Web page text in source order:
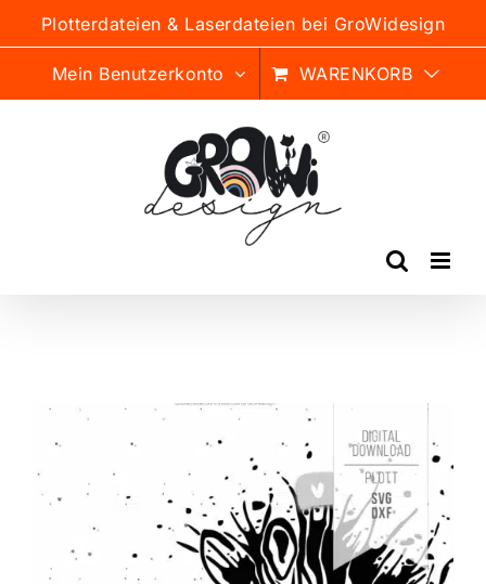
Inhalt
Plotterdateien & Laserdateien bei GroWidesign
Mein Benutzerkonto WARENKORB